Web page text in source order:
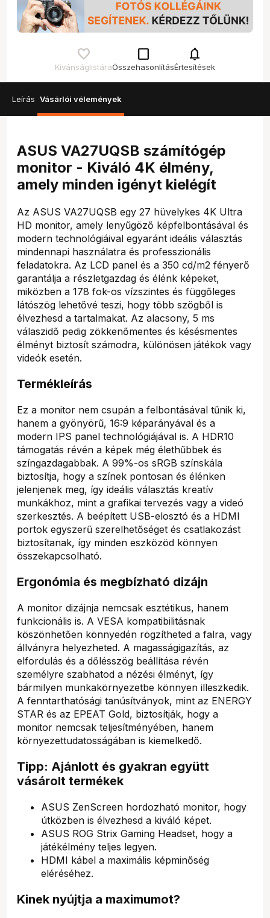
Kívánságlistára
check_box_outline_blank
Összehasonlítás
notifications
Értesítések
Leírás Vásárlói vélemények
ASUS VA27UQSB számítógép
monitor - Kiváló 4K élmény,
amely minden igényt kielégít
Az ASUS VA27UQSB egy 27 hüvelykes 4K Ultra
HD monitor, amely lenyűgöző képfelbontásával és
modern technológiáival egyaránt ideális választás
mindennapi használatra és professzionális
feladatokra. Az LCD panel és a 350 cd/m2 fényerő
garantálja a részletgazdag és élénk képeket,
miközben a 178 fok-os vízszintes és függőleges
látószög lehetővé teszi, hogy több szögből is
élvezhesd a tartalmakat. Az alacsony, 5 ms
válaszidő pedig zökkenőmentes és késésmentes
élményt biztosít számodra, különösen játékok vagy
videók esetén.
Termékleírás
Ez a monitor nem csupán a felbontásával tűnik ki,
hanem a gyönyörű, 16:9 képarányával és a
modern IPS panel technológiájával is. A HDR10
támogatás révén a képek még élethűbbek és
színgazdagabbak. A 99%-os sRGB színskála
biztosítja, hogy a színek pontosan és élénken
jelenjenek meg, így ideális választás kreatív
munkákhoz, mint a grafikai tervezés vagy a videó
szerkesztés. A beépített USB-elosztó és a HDMI
portok egyszerű szerelhetőséget és csatlakozást
biztosítanak, így minden eszközöd könnyen
összekapcsolható.
Ergonómia és megbízható dizájn
A monitor dizájnja nemcsak esztétikus, hanem
funkcionális is. A VESA kompatibilitásnak
köszönhetően könnyedén rögzítheted a falra, vagy
állványra helyezheted. A magasságigazítás, az
elfordulás és a dőlésszög beállítása révén
személyre szabhatod a nézési élményt, így
bármilyen munkakörnyezetbe könnyen illeszkedik.
A fenntarthatósági tanúsítványok, mint az ENERGY
STAR és az EPEAT Gold, biztosítják, hogy a
monitor nemcsak teljesítményében, hanem
környezettudatosságában is kiemelkedő.
Tipp: Ajánlott és gyakran együtt
vásárolt termékek
ASUS ZenScreen hordozható monitor, hogy
útközben is élvezhesd a kiváló képet.
ASUS ROG Strix Gaming Headset, hogy a
játékélmény teljes legyen.
HDMI kábel a maximális képminőség
eléréséhez.
Kinek nyújtja a maximumot?